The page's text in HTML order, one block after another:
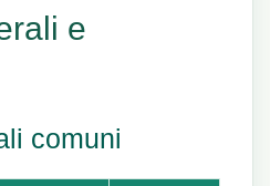
e
comuni